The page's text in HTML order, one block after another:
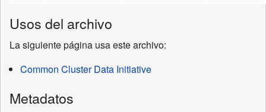
Usos del archivo
La siguiente página usa este archivo:
Common Cluster Data Initiative
Metadatos